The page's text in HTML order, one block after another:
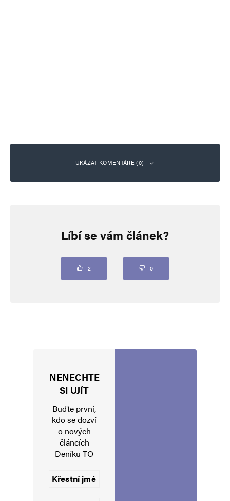
UKÁZAT KOMENTÁŘE (0)
Vaše e-mailová adresa nebude zveřejněna. Vyžadované informace jsou
Uložit do prohlížeče jméno, e-mail a webovou stránku pro budoucí
Líbí se vám článek?
2 0
NENECHTE
SI UJÍT
Buďte první,
kdo se dozví
o nových
článcích
Deníku TO